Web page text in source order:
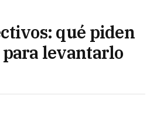
qué piden
para levantarlo